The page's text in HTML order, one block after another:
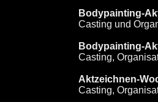
Bodypainting-
Casting und
Bodypainting-
Casting,
Aktzeichnen-
Casting,